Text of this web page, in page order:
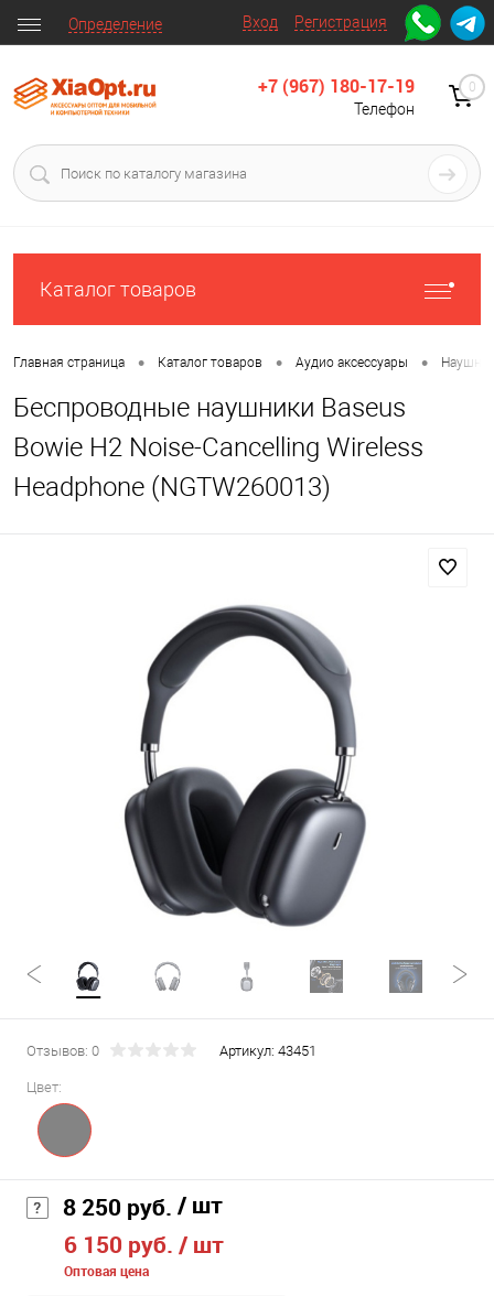
Вход Регистрация
Определение
+7 (967) 180-17-19
Телефон
0
Каталог товаров
Главная страница • Каталог товаров • Аудио аксессуары •
Беспроводные наушники Baseus
Bowie H2 Noise-Cancelling Wireless
Headphone (NGTW260013)
Отзывов: 0 Артикул: 43451
Цвет:
8 250 руб. / шт
6 150 руб. / шт
Оптовая цена